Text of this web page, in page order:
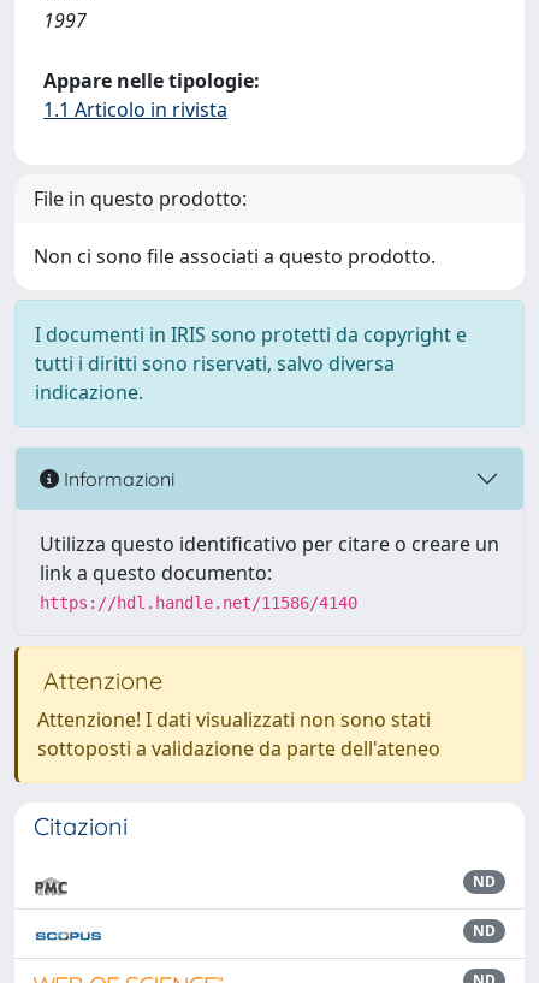
1997
Appare nelle tipologie:
1.1 Articolo in rivista
File in questo prodotto:
Non ci sono file associati a questo prodotto.
I documenti in IRIS sono protetti da copyright e
tutti i diritti sono riservati, salvo diversa
indicazione.
Informazioni
Utilizza questo identificativo per citare o creare un
link a questo documento:
https://hdl.handle.net/11586/4140
Attenzione
Attenzione! I dati visualizzati non sono stati
sottoposti a validazione da parte dell'ateneo
Citazioni
ND
ND